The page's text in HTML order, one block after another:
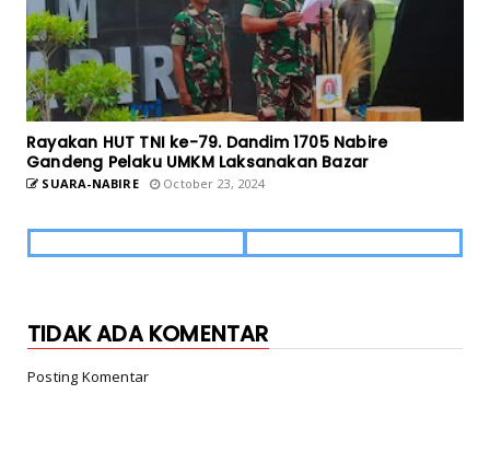
Rayakan HUT TNI ke-79. Dandim 1705 Nabire
Gandeng Pelaku UMKM Laksanakan Bazar
SUARA-NABIRE October 23, 2024
TIDAK ADA KOMENTAR
Posting Komentar